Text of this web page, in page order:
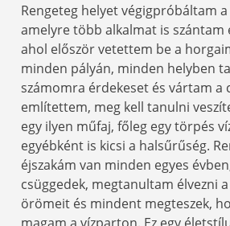
Rengeteg helyet végigpróbáltam
amelyre több alkalmat is szántam
ahol először vetettem be a
minden pályán, minden helyben
számomra érdekeset és vártam a
említettem, meg kell tanulni
egy ilyen műfaj, főleg egy törpés
egyébként is kicsi a halsűrűség.
éjszakám van minden egyes
csüggedek, megtanultam élvezni
örömeit és mindent megteszek,